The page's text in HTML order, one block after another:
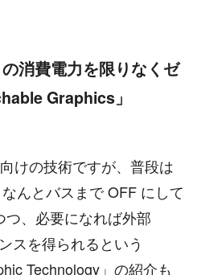
消費電力を限りなくゼ
Graphics」
けの技術ですが、普段は
んとバスまで OFF にして
、必要になれば外部
スを得られるという
Technology」の紹介も